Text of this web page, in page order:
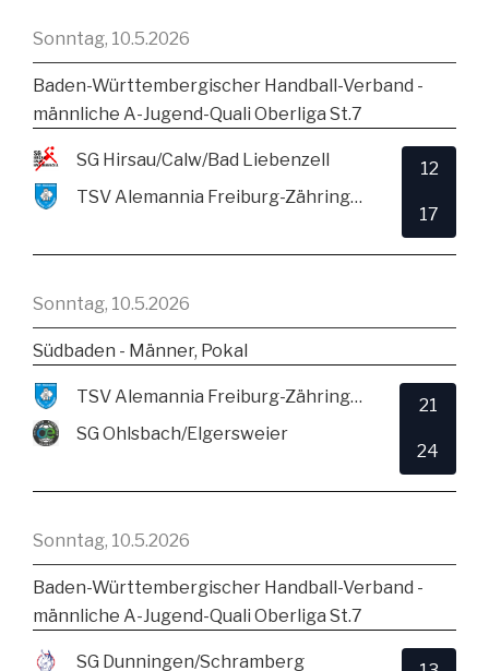
Sonntag, 10.5.2026
Baden-Württembergischer Handball-Verband -
männliche A-Jugend-Quali Oberliga St.7
SG Hirsau/Calw/Bad Liebenzell
TSV Alemannia Freiburg-Zähringen
12
17
Sonntag, 10.5.2026
Südbaden - Männer, Pokal
TSV Alemannia Freiburg-Zähringen
SG Ohlsbach/Elgersweier
21
24
Sonntag, 10.5.2026
Baden-Württembergischer Handball-Verband -
männliche A-Jugend-Quali Oberliga St.7
SG Dunningen/Schramberg